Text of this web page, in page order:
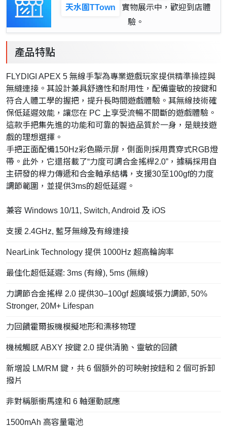
天水圍TTown
實物展示中，歡迎到店體
驗。
產品特點
FLYDIGI APEX 5 無線手掣為專業遊戲玩家提供精準操控與
無縫連接。其設計兼具舒適性和耐用性，配備靈敏的按鍵和
符合人體工學的握把，提升長時間遊戲體驗。其無線技術確
保低延遲效能，讓您在 PC 上享受流暢不間斷的遊戲體驗。
這款手把集先進的功能和可靠的製造品質於一身，是競技遊
戲的理想選擇。
手把正面配備150Hz彩色顯示屏，側面則採用貫穿式RGB燈
帶。此外，它還搭載了“力度可調合金搖桿2.0”，據稱採用自
主研發的桿力傳遞和合金軸承結構，支援30至100gf的力度
調節範圍，並提供3ms的超低延遲。
兼容 Windows 10/11, Switch, Android 及 iOS
支援 2.4GHz, 藍牙無線及有線連接
NearLink Technology 提供 1000Hz 超高輪詢率
最佳化超低延遲: 3ms (有線), 5ms (無線)
力調節合金搖桿 2.0 提供30–100gf 超廣域張力調節, 50%
Stronger, 20M+ Lifespan
力回饋霍爾扳機模擬地形和漂移物理
機械觸感 ABXY 按鍵 2.0 提供清脆、靈敏的回饋
新增設 LM/RM 鍵，共 6 個額外的可映射按鈕和 2 個可拆卸
撥片
非對稱脈衝馬達和 6 軸運動感應
1500mAh 高容量電池